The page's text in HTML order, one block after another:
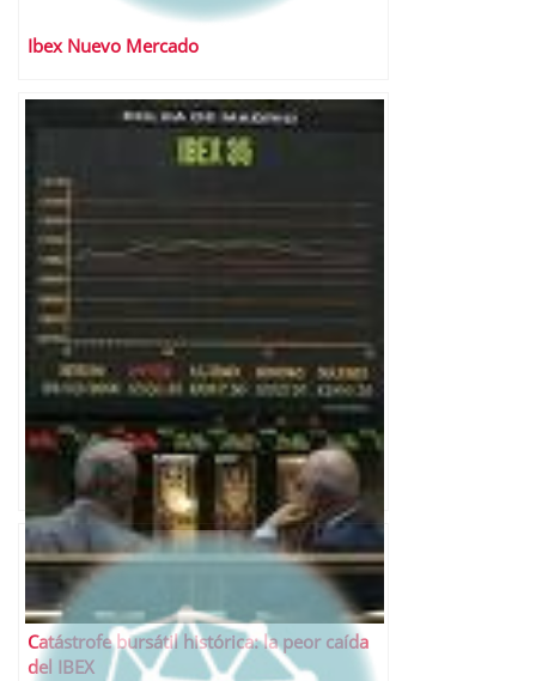
Ibex Nuevo Mercado
Catástrofe bursátil histórica: la peor caída
del IBEX